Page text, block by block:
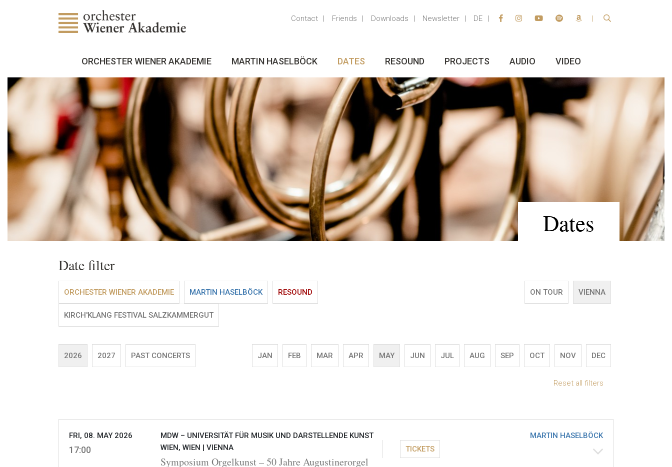
Contact Friends Downloads Newsletter DE
ORCHESTER WIENER AKADEMIE MARTIN HASELBÖCK DATES RESOUND PROJECTS AUDIO VIDEO
Dates
Date filter
ORCHESTER WIENER AKADEMIE MARTIN HASELBÖCK RESOUND
KIRCH'KLANG FESTIVAL SALZKAMMERGUT
ON TOUR VIENNA
2026 2027 PAST CONCERTS JAN FEB MAR APR MAY JUN JUL AUG SEP OCT NOV DEC
Reset all filters
FRI, 08. MAY 2026
17:00
MDW – UNIVERSITÄT FÜR MUSIK UND DARSTELLENDE KUNST
WIEN, WIEN | VIENNA
Symposium Orgelkunst – 50 Jahre Augustinerorgel
TICKETS
MARTIN HASELBÖCK